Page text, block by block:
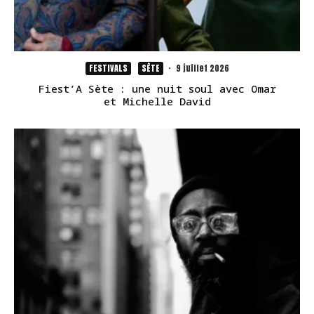
FESTIVALS SÈTE · 9 juillet 2026
Fiest’A Sète : une nuit soul avec Omar
et Michelle David